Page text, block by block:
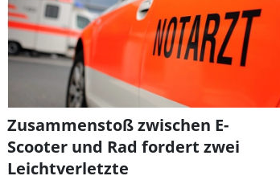
Zusammenstoß zwischen E-
Scooter und Rad fordert zwei
Leichtverletzte